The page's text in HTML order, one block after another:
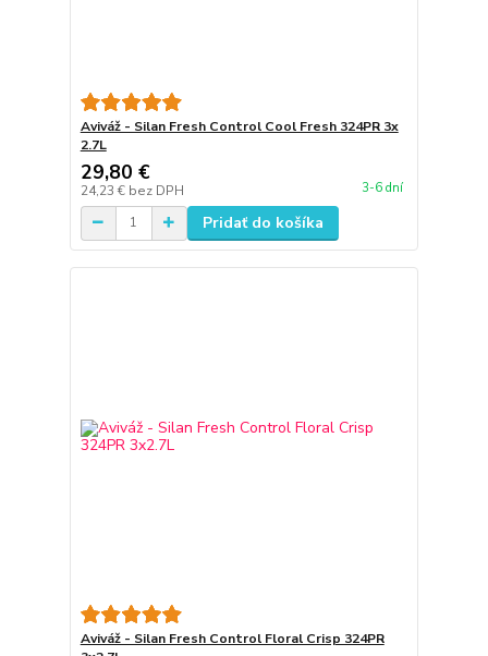
Aviváž - Silan Fresh Control Cool Fresh 324PR 3x
2.7L
29,80 €
24,23 € bez DPH 3-6 dní
Pridať do košíka
Aviváž - Silan Fresh Control Floral Crisp 324PR